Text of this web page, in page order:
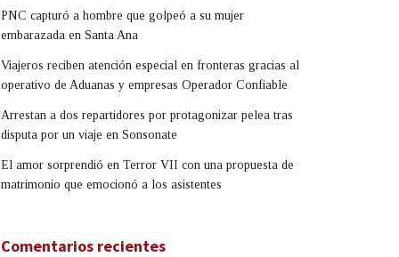
PNC capturó a hombre que golpeó a su mujer
embarazada en Santa Ana
Viajeros reciben atención especial en fronteras gracias al
operativo de Aduanas y empresas Operador Confiable
Arrestan a dos repartidores por protagonizar pelea tras
disputa por un viaje en Sonsonate
El amor sorprendió en Terror VII con una propuesta de
matrimonio que emocionó a los asistentes
Comentarios recientes